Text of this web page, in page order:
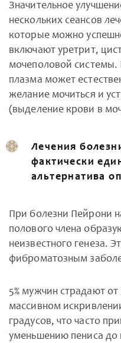
Значительное
нескольких сеансов
которые можно
включают уретрит,
мочеполовой системы.
плазма может
желание мочиться и
(выделение крови в
Лечения
фактически
альтернатива
При болезни Пейрони
полового члена
неизвестного генеза.
фиброматозным
5% мужчин страдают
массивном
градусов, что часто
уменьшению пениса до